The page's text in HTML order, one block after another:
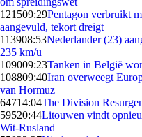
121509:29Pentagon verbruikt
aangevuld, tekort dreigt
113908:53Nederlander (23)
235 km/u
109009:23Tanken in België
108809:40Iran overweegt
van Hormuz
64714:04The Division
59520:44Litouwen vindt
Wit-Rusland